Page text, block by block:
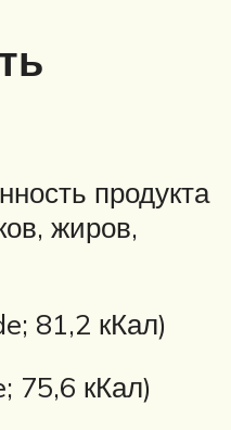
продукта
жиров,
81,2 кКал)
75,6 кКал)